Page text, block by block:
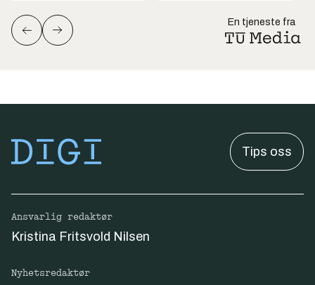
En tjeneste fra
Tips oss
Ansvarlig redaktør
Kristina Fritsvold Nilsen
Nyhetsredaktør